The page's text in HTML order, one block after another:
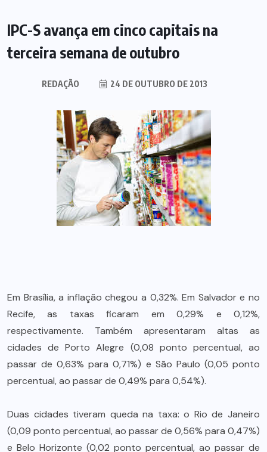
IPC-S avança em cinco capitais na
terceira semana de outubro
REDAÇÃO 24 DE OUTUBRO DE 2013
Em Brasília, a inflação chegou a 0,32%. Em Salvador e no
Recife, as taxas ficaram em 0,29% e 0,12%,
respectivamente. Também apresentaram altas as
cidades de Porto Alegre (0,08 ponto percentual, ao
passar de 0,63% para 0,71%) e São Paulo (0,05 ponto
percentual, ao passar de 0,49% para 0,54%).
Duas cidades tiveram queda na taxa: o Rio de Janeiro
(0,09 ponto percentual, ao passar de 0,56% para 0,47%)
e Belo Horizonte (0,02 ponto percentual, ao passar de